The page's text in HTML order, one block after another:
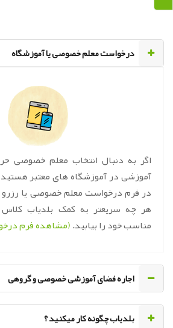
‌درخواست معلم خصوصی یا آموزشگاه
اگر به دنبال انتخاب معلم خصوصی
آموزشی در آموزشگاه های معتبر
در فرم درخواست معلم خصوصی یا رزرو
هر چه سریعتر به کمک بلدیاب
مناسب خود را بیابید.(مشاهده فرم
اجاره فضای آموزشی خصوصی و گروهی
‌بلدیاب چگونه کار میکنید ؟